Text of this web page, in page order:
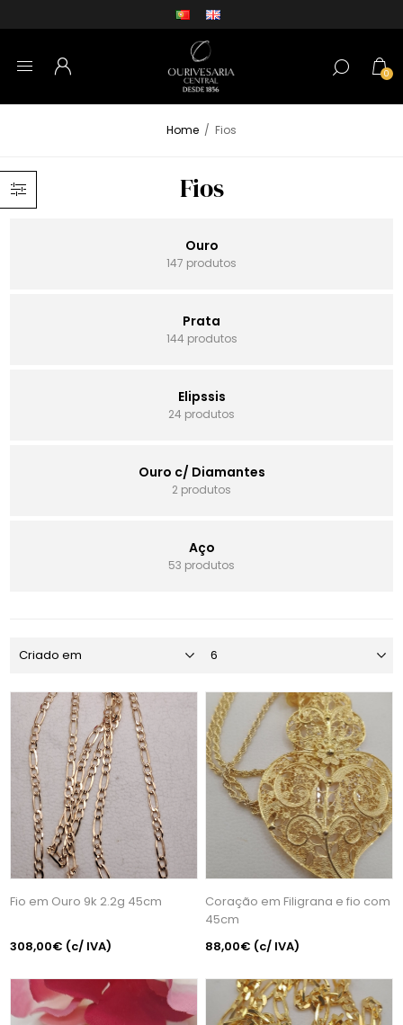
0
Home / Fios
Fios
Ouro
147 produtos
Prata
144 produtos
Elipssis
24 produtos
Ouro c/ Diamantes
2 produtos
Aço
53 produtos
Fio em Ouro 9k 2.2g 45cm
308,00€ (c/ IVA)
Coração em Filigrana e fio com
45cm
88,00€ (c/ IVA)